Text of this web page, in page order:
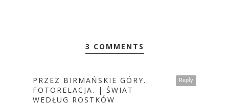
3 COMMENTS
Reply
PRZEZ BIRMAŃSKIE GÓRY.
FOTORELACJA. | ŚWIAT
WEDŁUG ROSTKÓW